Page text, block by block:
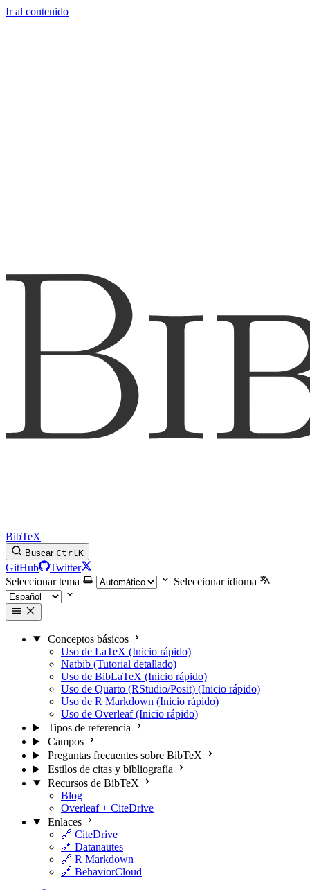
Ir al contenido
BibTeX
Buscar CtrlK
GitHub
Twitter
Seleccionar tema
Seleccionar idioma
Conceptos básicos
Uso de LaTeX (Inicio rápido)
Natbib (Tutorial detallado)
Uso de BibLaTeX (Inicio rápido)
Uso de Quarto (RStudio/Posit) (Inicio rápido)
Uso de R Markdown (Inicio rápido)
Uso de Overleaf (Inicio rápido)
Tipos de referencia
Campos
Preguntas frecuentes sobre BibTeX
Estilos de citas y bibliografía
Recursos de BibTeX
Blog
Overleaf + CiteDrive
Enlaces
🔗 CiteDrive
🔗 Datanautes
🔗 R Markdown
🔗 BehaviorCloud